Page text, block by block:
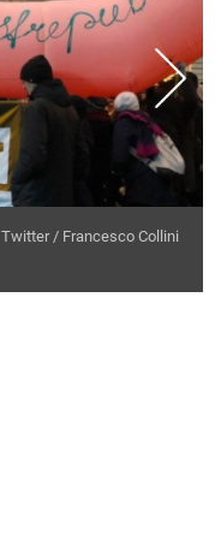
Twitter / Francesco Collini